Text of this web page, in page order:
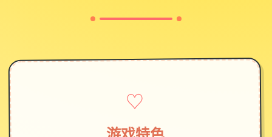
♡